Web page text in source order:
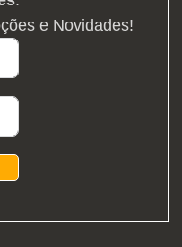
e Novidades!